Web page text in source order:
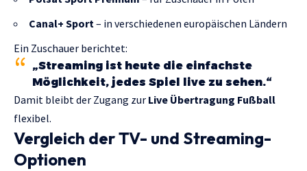
Canal+ Sport– in verschiedenen europäischen Ländern
Ein Zuschauer berichtet:
„Streaming ist heute die einfachste
Möglichkeit, jedes Spiel live zu sehen.“
Damit bleibt der Zugang zur Live Übertragung Fußball
flexibel.
Vergleich der TV- und Streaming-
Optionen